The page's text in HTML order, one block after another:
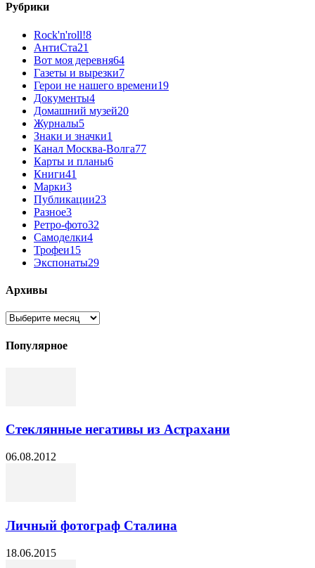
Рубрики
Rock'n'roll!8
АнтиСта21
Вот моя деревня64
Газеты и вырезки7
Герои не нашего времени19
Документы4
Домашний музей20
Журналы5
Знаки и значки1
Канал Москва-Волга77
Карты и планы6
Книги41
Марки3
Публикации23
Разное3
Ретро-фото32
Самоделки4
Трофеи15
Экспонаты29
Архивы
Архивы
Популярное
Стеклянные негативы из Астрахани
06.08.2012
Личный фотограф Сталина
18.06.2015